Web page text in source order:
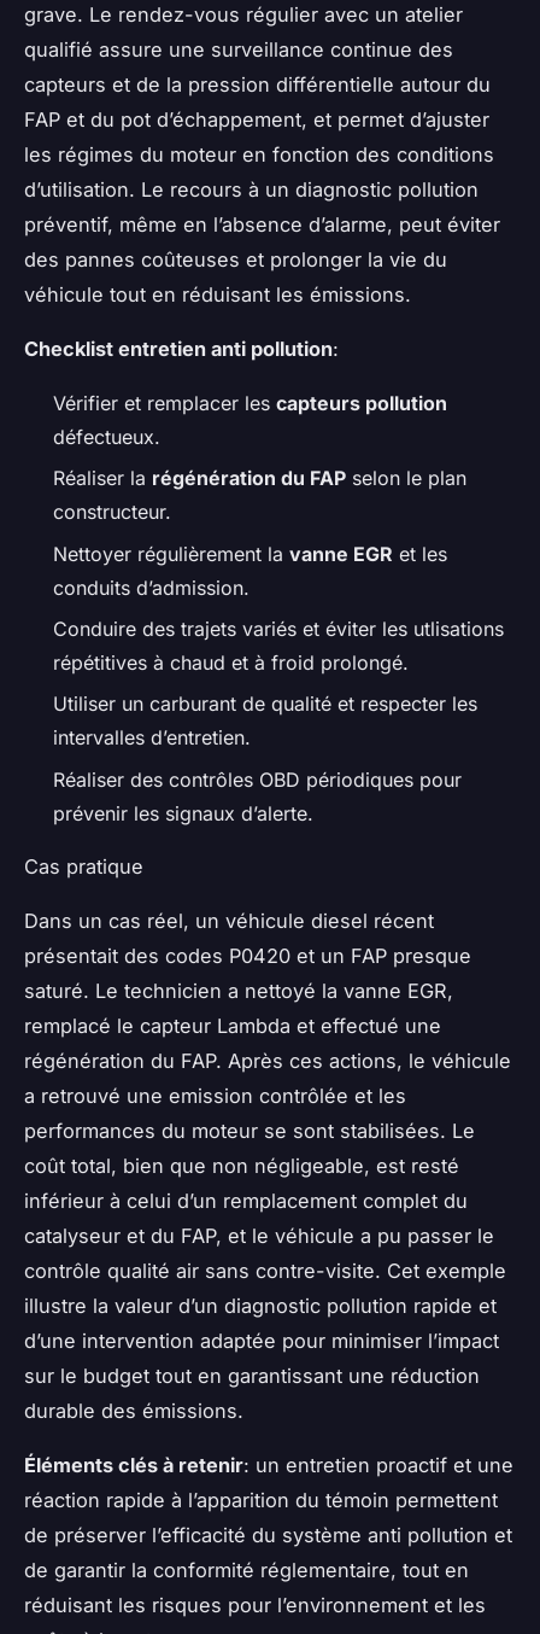
grave. Le rendez-vous régulier avec un atelier
qualifié assure une surveillance continue des
capteurs et de la pression différentielle autour du
FAP et du pot d’échappement, et permet d’ajuster
les régimes du moteur en fonction des conditions
d’utilisation. Le recours à un diagnostic pollution
préventif, même en l’absence d’alarme, peut éviter
des pannes coûteuses et prolonger la vie du
véhicule tout en réduisant les émissions.
Checklist entretien anti pollution:
Vérifier et remplacer les capteurs pollution
défectueux.
Réaliser la régénération du FAP selon le plan
constructeur.
Nettoyer régulièrement la vanne EGR et les
conduits d’admission.
Conduire des trajets variés et éviter les utlisations
répétitives à chaud et à froid prolongé.
Utiliser un carburant de qualité et respecter les
intervalles d’entretien.
Réaliser des contrôles OBD périodiques pour
prévenir les signaux d’alerte.
Cas pratique
Dans un cas réel, un véhicule diesel récent
présentait des codes P0420 et un FAP presque
saturé. Le technicien a nettoyé la vanne EGR,
remplacé le capteur Lambda et effectué une
régénération du FAP. Après ces actions, le véhicule
a retrouvé une emission contrôlée et les
performances du moteur se sont stabilisées. Le
coût total, bien que non négligeable, est resté
inférieur à celui d’un remplacement complet du
catalyseur et du FAP, et le véhicule a pu passer le
contrôle qualité air sans contre-visite. Cet exemple
illustre la valeur d’un diagnostic pollution rapide et
d’une intervention adaptée pour minimiser l’impact
sur le budget tout en garantissant une réduction
durable des émissions.
Éléments clés à retenir: un entretien proactif et une
réaction rapide à l’apparition du témoin permettent
de préserver l’efficacité du système anti pollution et
de garantir la conformité réglementaire, tout en
réduisant les risques pour l’environnement et les